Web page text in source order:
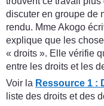
discuter en groupe de
rendu. Mme Akogo
explique que les
« droits ». Elle vérifie
entre les droits et les
Voir la Ressource 1 :
liste des droits et des